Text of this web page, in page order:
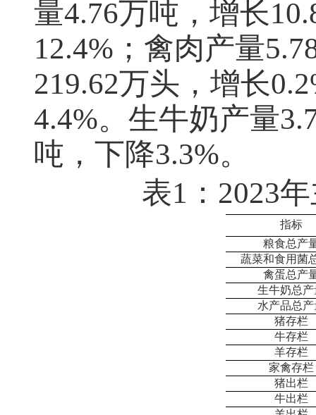
量4.76万吨，增长
12.4%；禽肉产量
219.62万头，增长
4.4%。生牛奶产量
吨，下降3.3%。
表1：2023
指标
粮食总产
蔬菜和食用菌
禽蛋总产
生牛奶总产
水产品总产
猪存栏
牛存栏
羊存栏
家禽存栏
猪出栏
牛出栏